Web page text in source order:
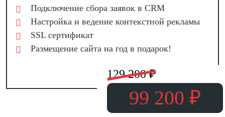
Подключение сбора заявок в CRM
Настройка и ведение контекстной рекламы
SSL сертификат
Размещение сайта на год в подарок!
129 200 ₽
99 200 ₽